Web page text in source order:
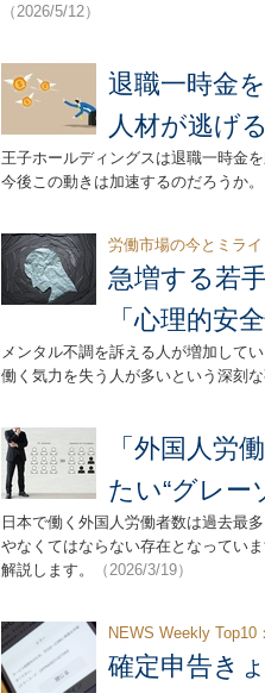
（2026/5/12）
退職一時金
人材が逃げ
王子ホールディングスは退職一時金
今後この動きは加速するのだろうか。
労働市場の今とミライ
急増する若
「心理的安
メンタル不調を訴える人が増加して
働く気力を失う人が多いという深刻な
「外国人労
たい“グレー
日本で働く外国人労働者数は過去最
やなくてはならない存在となってい
解説します。
（2026/3/19）
NEWS Weekly Top10：
確定申告き